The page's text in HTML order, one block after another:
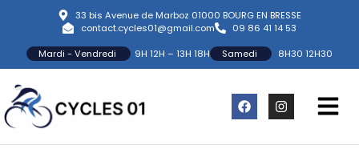
33 bis Avenue de Marboz 01000 BOURG EN BRESSE
contact.cycles01@gmail.com
09 86 41 14 53
Mardi - Vendredi
9H 12H – 13H 18H Samedi 8H30 12H30